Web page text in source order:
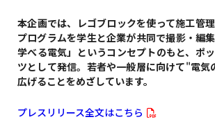
本企画では、レゴブロックを使って施工管
プログラムを学生と企業が共同で撮影・編
学べる電気」というコンセプトのもと、ポ
ツとして発信。若者や一般層に向けて"電気
広げることをめざしています。
プレスリリース全文はこちら